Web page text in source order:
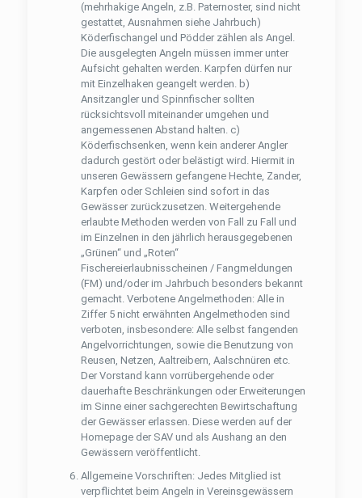
(mehrhakige Angeln, z.B. Paternoster, sind nicht
gestattet, Ausnahmen siehe Jahrbuch)
Köderﬁschangel und Pödder zählen als Angel.
Die ausgelegten Angeln müssen immer unter
Aufsicht gehalten werden. Karpfen dürfen nur
mit Einzelhaken geangelt werden. b)
Ansitzangler und Spinnfischer sollten
rücksichtsvoll miteinander umgehen und
angemessenen Abstand halten. c)
Köderﬁschsenken, wenn kein anderer Angler
dadurch gestört oder belästigt wird. Hiermit in
unseren Gewässern gefangene Hechte, Zander,
Karpfen oder Schleien sind sofort in das
Gewässer zurückzusetzen. Weitergehende
erlaubte Methoden werden von Fall zu Fall und
im Einzelnen in den jährlich herausgegebenen
„Grünen“ und „Roten“
Fischereierlaubnisscheinen / Fangmeldungen
(FM) und/oder im Jahrbuch besonders bekannt
gemacht. Verbotene Angelmethoden: Alle in
Ziffer 5 nicht erwähnten Angelmethoden sind
verboten, insbesondere: Alle selbst fangenden
Angelvorrichtungen, sowie die Benutzung von
Reusen, Netzen, Aaltreibern, Aalschnüren etc.
Der Vorstand kann vorrübergehende oder
dauerhafte Beschränkungen oder Erweiterungen
im Sinne einer sachgerechten Bewirtschaftung
der Gewässer erlassen. Diese werden auf der
Homepage der SAV und als Aushang an den
Gewässern veröffentlicht.
Allgemeine Vorschriften: Jedes Mitglied ist
verpﬂichtet beim Angeln in Vereinsgewässern